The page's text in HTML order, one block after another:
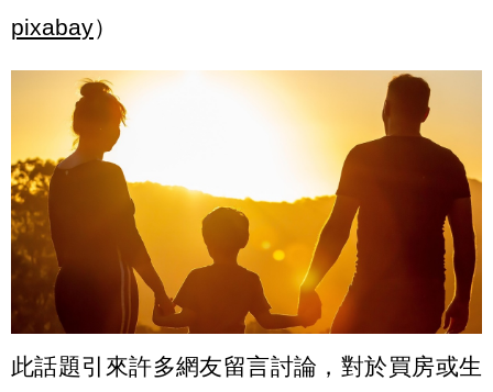
pixabay）
此話題引來許多網友留言討論，對於買房或生